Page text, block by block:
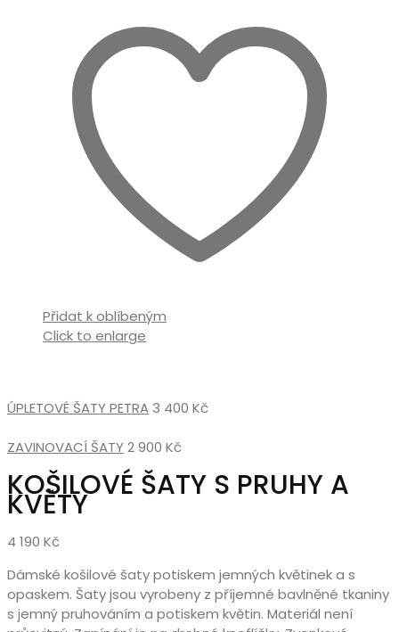
Přidat k oblíbeným
Click to enlarge
ÚPLETOVÉ ŠATY PETRA 3 400 Kč
ZAVINOVACÍ ŠATY2 900 Kč
KOŠILOVÉ ŠATY S PRUHY A
KVĚTY
4 190 Kč
Dámské košilové šaty potiskem jemných květinek a s
opaskem. Šaty jsou vyrobeny z příjemné bavlněné tkaniny
s jemný pruhováním a potiskem květin. Materiál není